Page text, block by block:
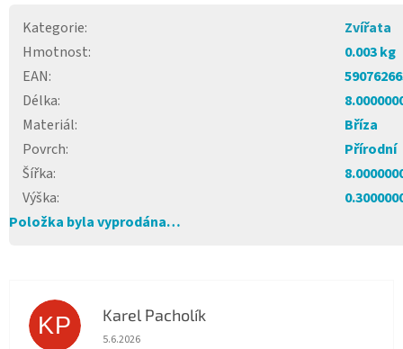
Kategorie:
Zvířata
Hmotnost:
0.003 kg
EAN:
Délka:
Materiál:
Bříza
Povrch:
Přírodní
Šířka:
Výška:
Položka byla vyprodána…
KP Karel Pacholík
Hodnocení obchodu je 4 z 5 hvězdiček.
5.6.2026